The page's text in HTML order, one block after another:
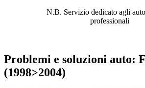
N.B. Servizio dedicato agli
professionali
Problemi e soluzioni auto:
(1998>2004)